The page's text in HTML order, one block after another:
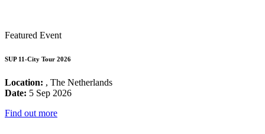
Featured Event
SUP 11-City Tour 2026
Location: , The Netherlands
Date: 5 Sep 2026
Find out more